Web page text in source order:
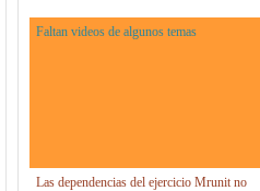
Faltan videos de algunos temas
Las dependencias del ejercicio Mrunit no